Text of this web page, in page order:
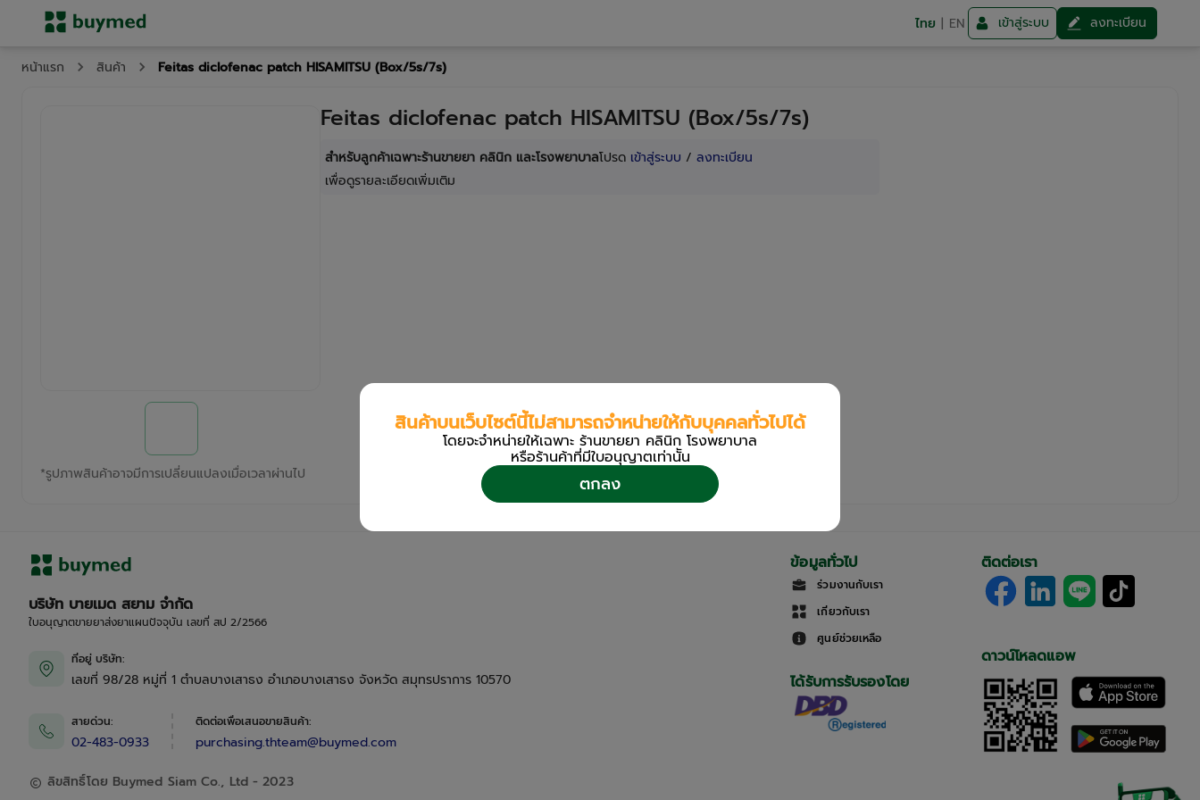
ไทย | EN เข้าสู่ระบบ ลงทะเบียน
หน้าแรก สินค้า Feitas diclofenac patch HISAMITSU (Box/5s/7s)
*รูปภาพสินค้าอาจมีการเปลี่ยนแปลงเมื่อเวลาผ่านไป
Feitas diclofenac patch HISAMITSU (Box/5s/7s)
สำหรับลูกค้าเฉพาะร้านขายยา คลินิก และโรงพยาบาลโปรด เข้าสู่ระบบ / ลงทะเบียน
เพื่อดูรายละเอียดเพิ่มเติม
บริษัท บายเมด สยาม จำกัด
ใบอนุญาตขายยาส่งยาแผนปัจจุบัน เลขที่ สป 2/2566
ที่อยู่ บริษัท:
เลขที่ 98/28 หมู่ที่ 1 ตำบลบางเสาธง อำเภอบางเสาธง จังหวัด สมุทรปราการ 10570
สายด่วน:
02-483-0933
ติดต่อเพื่อเสนอขายสินค้า:
purchasing.thteam@buymed.com
ลิขสิทธิ์โดย Buymed Siam Co., Ltd - 2023
ข้อมูลทั่วไป
ร่วมงานกับเรา
เกี่ยวกับเรา
ศูนย์ช่วยเหลือ
ได้รับการรับรองโดย
ติดต่อเรา
ดาวน์โหลดแอพ
สินค้าบนเว็บไซต์นี้ไม่สามารถจำหน่ายให้กับบุคคลทั่วไปได้
โดยจะจำหน่ายให้เฉพาะ ร้านขายยา คลินิก โรงพยาบาล
หรือร้านค้าที่มีใบอนุญาตเท่านััน
ตกลง